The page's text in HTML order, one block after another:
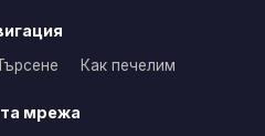
Как печелим
мрежа